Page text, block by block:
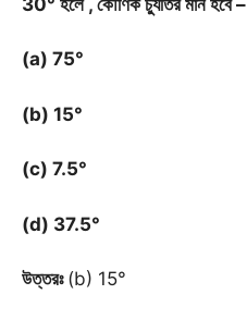
(a) 75°
(b) 15°
(c) 7.5°
(d) 37.5°
উত্তরঃ (b) 15°